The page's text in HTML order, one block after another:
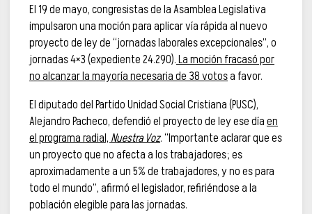
El 19 de mayo, congresistas de la Asamblea Legislativa
impulsaron una moción para aplicar vía rápida al nuevo
proyecto de ley de “jornadas laborales excepcionales”, o
jornadas 4×3 (expediente 24.290).La moción fracasó por
no alcanzar la mayoría necesaria de 38 votosa favor.
El diputado del Partido Unidad Social Cristiana (PUSC),
Alejandro Pacheco, defendió el proyecto de ley ese díaen
el programa radial, Nuestra Voz. “Importante aclarar que es
un proyecto que no afecta a los trabajadores; es
aproximadamente a un 5% de trabajadores, y no es para
todo el mundo”, afirmó el legislador, refiriéndose a la
población elegible para las jornadas.